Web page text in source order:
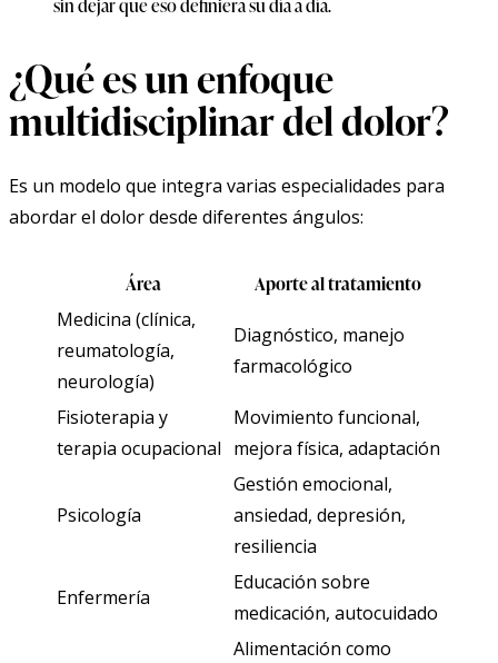
sin dejar que eso definiera su día a día.
¿Qué es un enfoque
multidisciplinar del dolor?
Es un modelo que integra varias especialidades para
abordar el dolor desde diferentes ángulos:
Área
Aporte al tratamiento
Medicina (clínica,
reumatología,
neurología)
Diagnóstico, manejo
farmacológico
Fisioterapia y
terapia ocupacional
Movimiento funcional,
mejora física, adaptación
Psicología
Gestión emocional,
ansiedad, depresión,
resiliencia
Enfermería
Educación sobre
medicación, autocuidado
Alimentación como